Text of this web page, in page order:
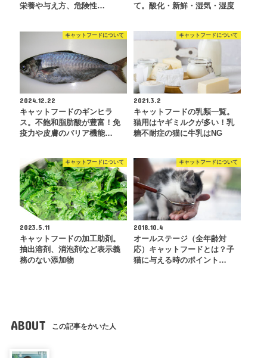
栄養や与え方、危険性…
て。酸化・新鮮・湿気・湿度
キャットフードについて
2024.12.22
キャットフードのギンヒラ
ス。不飽和脂肪酸が豊富！免
疫力や皮膚のバリア機能…
キャットフードについて
2021.3.2
キャットフードの乳類一覧。
猫用はヤギミルクが多い！乳
糖不耐症の猫に牛乳はNG
キャットフードについて
2023.5.11
キャットフードの加工助剤。
抽出溶剤、消泡剤など表示義
務のない添加物
キャットフードについて
2018.10.4
オールステージ（全年齢対
応）キャットフードとは？子
猫に与える時のポイント…
ABOUT この記事をかいた人